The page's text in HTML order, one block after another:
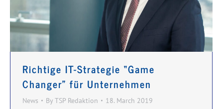
Richtige IT-Strategie “Game
Changer” für Unternehmen
News By TSP Redaktion 18. March 2019